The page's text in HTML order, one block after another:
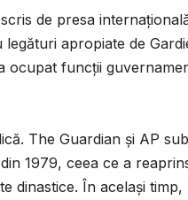
de presa
apropiate de
funcții
The Guardian și AP
1979, ceea ce a
dinastice. În același